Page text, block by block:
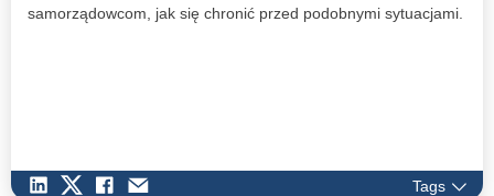
samorządowcom, jak się chronić przed podobnymi sytuacjami.
Tags